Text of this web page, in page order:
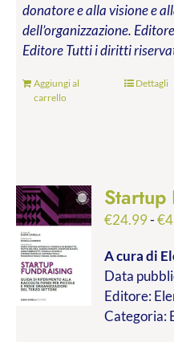
donatore e alla visione e
dell’organizzazione.
EditoreTutti i diritti
Aggiungi al
carrello
Dettagli
Startup
€24.99-€
A cura di
Data
Editore:
Categoria: